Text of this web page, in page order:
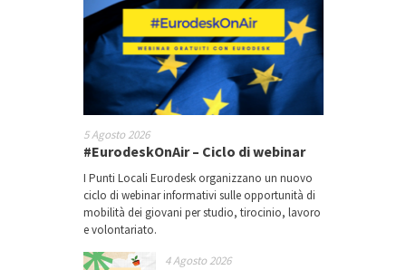
5 Agosto 2026
#EurodeskOnAir – Ciclo di webinar
I Punti Locali Eurodesk organizzano un nuovo
ciclo di webinar informativi sulle opportunità di
mobilità dei giovani per studio, tirocinio, lavoro
e volontariato.
4 Agosto 2026